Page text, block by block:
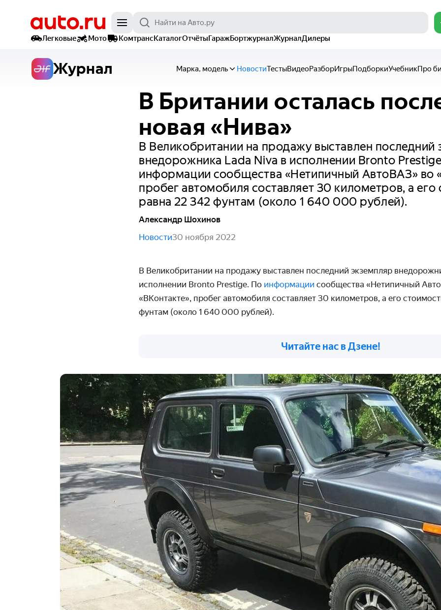
Легковые
Мото КомтрансКаталогОтчётыГаражБортжурналЖурналДилеры
Журнал Марка, модель НовостиТестыВидеоРазборИгрыПодборкиУчебникПро
В Британии осталась
новая «Нива»
В Великобритании на продажу выставлен последний
внедорожника Lada Niva в исполнении Bronto
информации сообщества «Нетипичный АвтоВАЗ» во
пробег автомобиля составляет 30 километров, а его
равна 22 342 фунтам (около 1 640 000 рублей).
Александр Шохинов
Новости30 ноября 2022
В Великобритании на продажу выставлен последний экземпляр
исполнении Bronto Prestige. По информации сообщества «Нетипичный
«ВКонтакте», пробег автомобиля составляет 30 километров, а его
фунтам (около 1 640 000 рублей).
Читайте нас в Дзене!